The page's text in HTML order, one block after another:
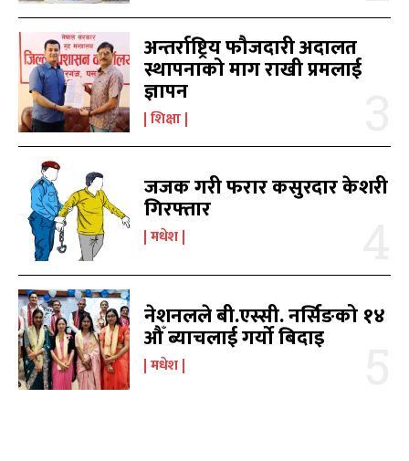
अन्तर्राष्ट्रिय फौजदारी अदालत
स्थापनाको माग राखी प्रमलाई
ज्ञापन
शिक्षा
जजक गरी फरार कसुरदार केशरी
गिरफ्तार
मधेश
नेशनलले बी.एस्सी. नर्सिङको १४
औँ ब्याचलाई गर्यो बिदाइ
मधेश